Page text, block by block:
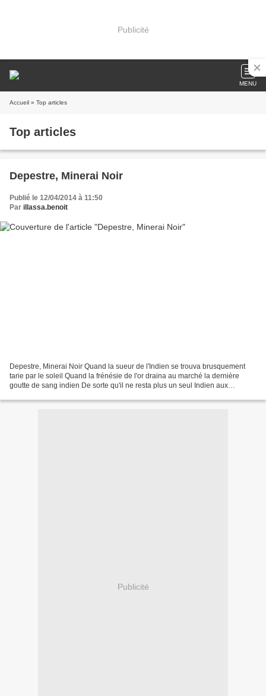
Publicité
MENU
Accueil » Top articles
Top articles
Depestre, Minerai Noir
Publié le 12/04/2014 à 11:50
Par illassa.benoit
Depestre, Minerai Noir Quand la sueur de l'Indien se trouva brusquement
tarie par le soleil Quand la frénésie de l'or draina au marché la dernière
goutte de sang indien De sorte qu'il ne resta plus un seul Indien aux
Publicité